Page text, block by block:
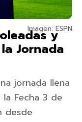
Imagen: ESPN
y
Jornada
jornada llena
Fecha 3 de
desde